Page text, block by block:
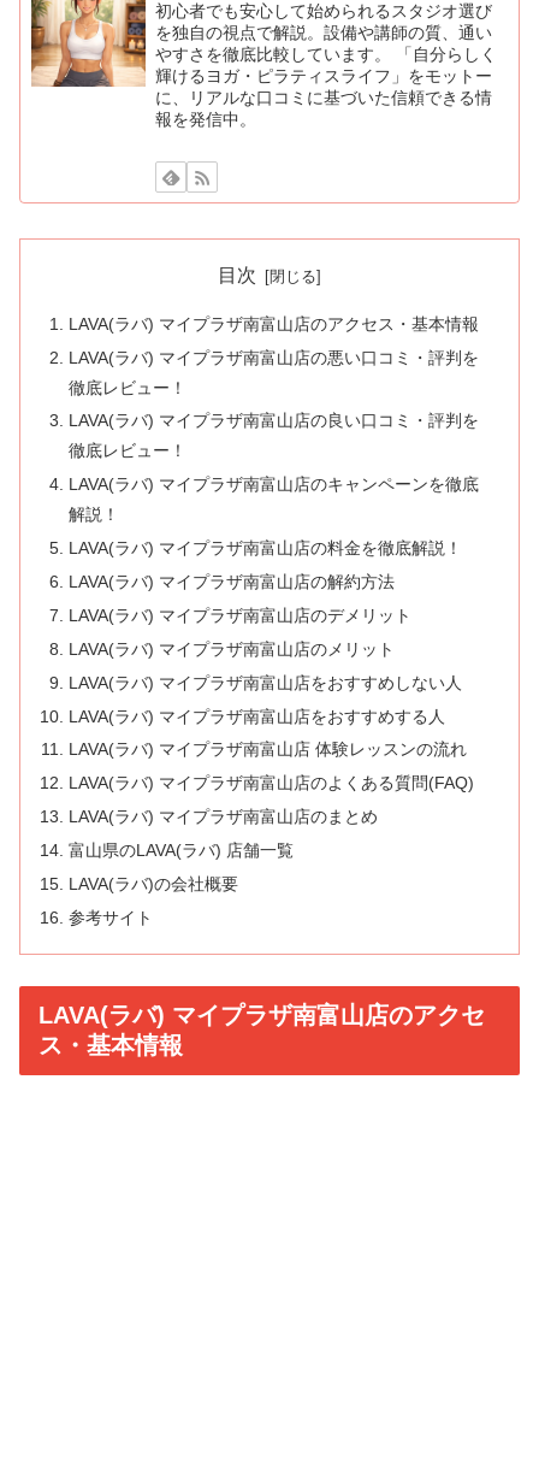
初心者でも安心して始められるスタジオ選び
を独自の視点で解説。設備や講師の質、通い
やすさを徹底比較しています。 「自分らしく
輝けるヨガ・ピラティスライフ」をモットー
に、リアルな口コミに基づいた信頼できる情
報を発信中。
目次
LAVA(ラバ) マイプラザ南富山店のアクセス・基本情報
LAVA(ラバ) マイプラザ南富山店の悪い口コミ・評判を
徹底レビュー！
LAVA(ラバ) マイプラザ南富山店の良い口コミ・評判を
徹底レビュー！
LAVA(ラバ) マイプラザ南富山店のキャンペーンを徹底
解説！
LAVA(ラバ) マイプラザ南富山店の料金を徹底解説！
LAVA(ラバ) マイプラザ南富山店の解約方法
LAVA(ラバ) マイプラザ南富山店のデメリット
LAVA(ラバ) マイプラザ南富山店のメリット
LAVA(ラバ) マイプラザ南富山店をおすすめしない人
LAVA(ラバ) マイプラザ南富山店をおすすめする人
LAVA(ラバ) マイプラザ南富山店 体験レッスンの流れ
LAVA(ラバ) マイプラザ南富山店のよくある質問(FAQ)
LAVA(ラバ) マイプラザ南富山店のまとめ
富山県のLAVA(ラバ) 店舗一覧
LAVA(ラバ)の会社概要
参考サイト
LAVA(ラバ) マイプラザ南富山店のアクセ
ス・基本情報